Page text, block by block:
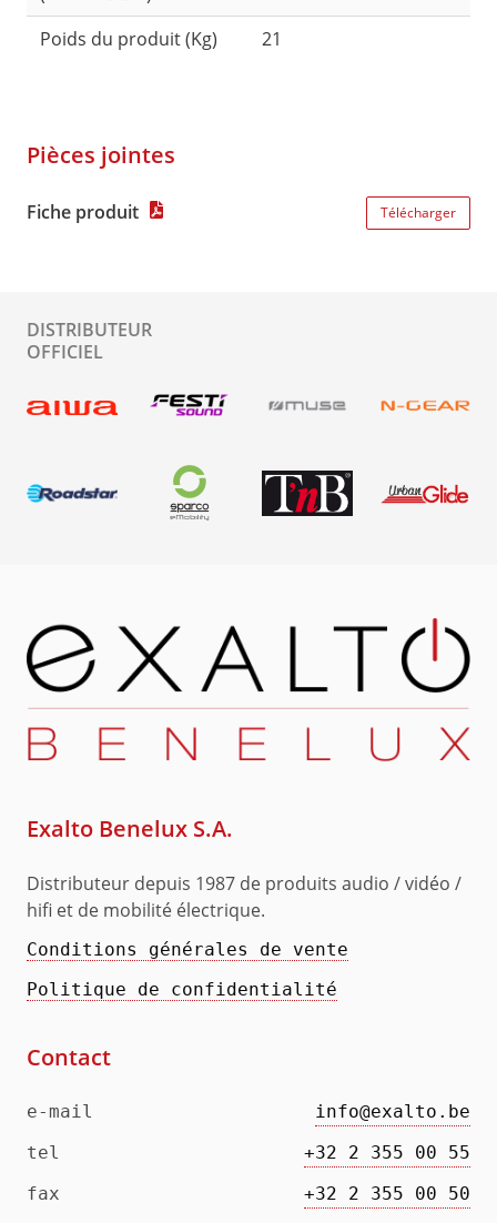
Poids du produit (Kg) 21
Pièces jointes
Fiche produit Télécharger
DISTRIBUTEUR
OFFICIEL
Exalto Benelux S.A.
Distributeur depuis 1987 de produits audio / vidéo /
hifi et de mobilité électrique.
Conditions générales de vente
Politique de confidentialité
Contact
e-mail
info@exalto.be
tel
+32 2 355 00 55
fax
+32 2 355 00 50